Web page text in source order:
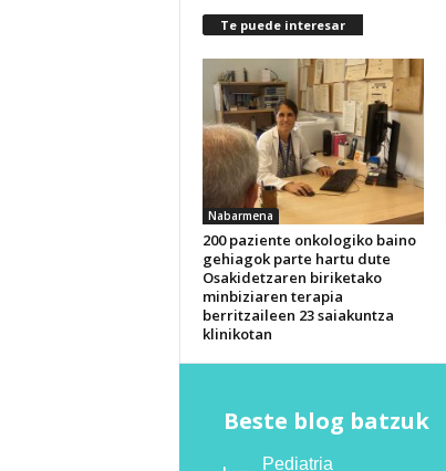
Te puede interesar
Nabarmena
200 paziente onkologiko baino
gehiagok parte hartu dute
Osakidetzaren biriketako
minbiziaren terapia
berritzaileen 23 saiakuntza
klinikotan
Beste blog batzuk
Pediatria